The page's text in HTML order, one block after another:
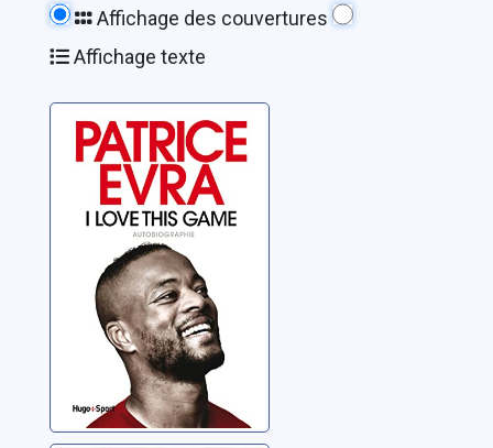
Affichage des couvertures
Affichage texte
I love this game:
autobiographie
Evra, Patrice